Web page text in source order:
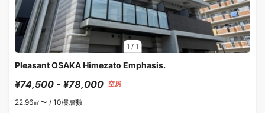
1 / 1
Pleasant OSAKA Himezato Emphasis.
¥74,500 - ¥78,000 空房
22.96㎡〜 / 10樓層數